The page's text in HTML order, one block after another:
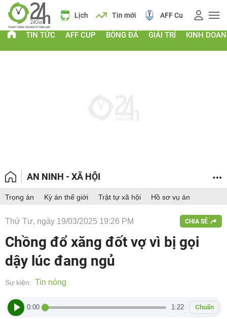
Lịch Tin mới AFF Cup Điểm chuẩn 2026
TIN TỨC AFF CUP BÓNG ĐÁ GIẢI TRÍ KINH
AN NINH - XÃ HỘI
Trọng án Kỳ án thế giới Trật tự xã hội Hồ sơ vụ án
Thứ Tư, ngày 19/03/2025 19:26 PM CHIA SẺ
Chồng đổ xăng đốt vợ vì bị gọi
dậy lúc đang ngủ
Sự kiện: Tin nóng
0:00 1:22 Chuẩn